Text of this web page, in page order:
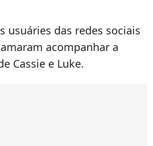
usuáries das redes sociais
acompanhar a
Cassie e Luke.